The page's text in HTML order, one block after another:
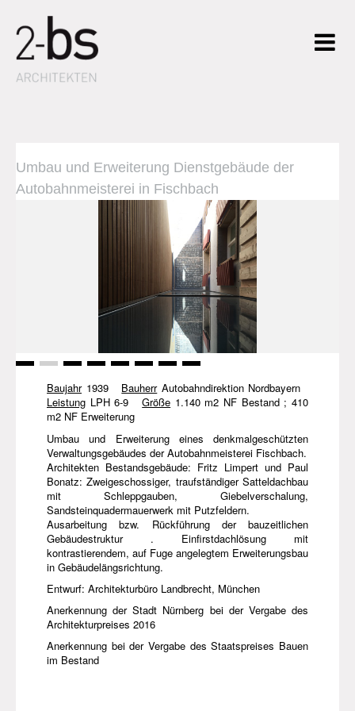
Umbau und Erweiterung Dienstgebäude der
Autobahnmeisterei in Fischbach
Baujahr1939 BauherrAutobahndirektion Nordbayern
Leistung LPH 6-9Größe 1.140 m2 NF Bestand ; 410
m2 NF Erweiterung
Umbau und Erweiterung eines denkmalgeschützten
Verwaltungsgebäudes der Autobahnmeisterei Fischbach.
Architekten Bestandsgebäude: Fritz Limpert und Paul
Bonatz: Zweigeschossiger, traufständiger Satteldachbau
mit Schleppgauben, Giebelverschalung,
Sandsteinquadermauerwerk mit Putzfeldern.
Ausarbeitung bzw. Rückführung der bauzeitlichen
Gebäudestruktur . Einfirstdachlösung mit
kontrastierendem, auf Fuge angelegtem Erweiterungsbau
in Gebäudelängsrichtung.
Entwurf: Architekturbüro Landbrecht, München
Anerkennung der Stadt Nürnberg bei der Vergabe des
Architekturpreises 2016
Anerkennung bei der Vergabe des Staatspreises Bauen
im Bestand